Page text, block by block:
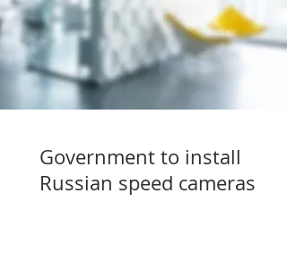
Government to install
Russian speed cameras